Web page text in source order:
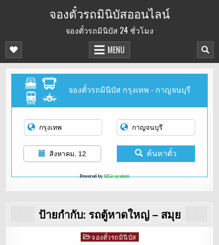
จองตั๋วรถมินิบัสออนไลน์
จองตั๋วรถมินิบัส 24 ชั่วโมง
MENU
จองตั๋วรถมินิบัส กรุงเทพ - กาญจนบุรี
สิงหาคม, 12 ค้นหาตั๋ว
Powered by12Go system
ป้ายกำกับ: รถตู้หาดใหญ่ – สมุย
Posted
จองตั๋วรถมินิบัส